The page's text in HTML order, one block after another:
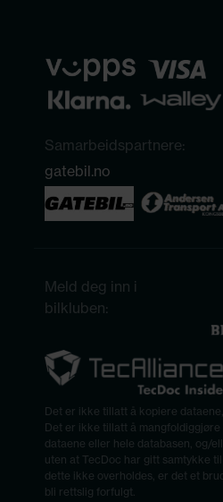
Samarbeidspartnere:
gatebil.no
Meld deg inn i
bilkluben:
Det er ikke tillatt å kopiere
Det er ikke tillatt å
dataene eller hele databasen, og/
uten at TecDoc har gitt samtykke
dette ikke overholdes, er det et
bli rettslig forfulgt.